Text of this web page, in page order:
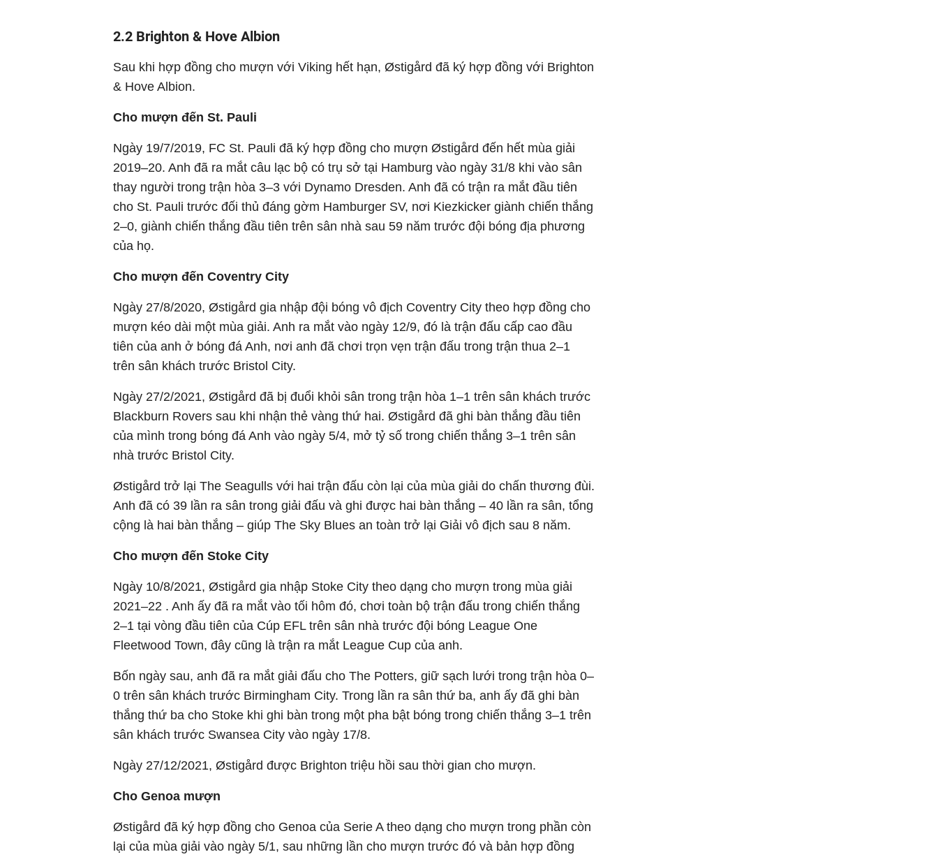
2.2 Brighton & Hove Albion
Sau khi hợp đồng cho mượn với Viking hết hạn, Østigård đã ký hợp đồng với Brighton
& Hove Albion.
Cho mượn đến St. Pauli
Ngày 19/7/2019, FC St. Pauli đã ký hợp đồng cho mượn Østigård đến hết mùa giải
2019–20. Anh đã ra mắt câu lạc bộ có trụ sở tại Hamburg vào ngày 31/8 khi vào sân
thay người trong trận hòa 3–3 với Dynamo Dresden. Anh đã có trận ra mắt đầu tiên
cho St. Pauli trước đối thủ đáng gờm Hamburger SV, nơi Kiezkicker giành chiến thắng
2–0, giành chiến thắng đầu tiên trên sân nhà sau 59 năm trước đội bóng địa phương
của họ.
Cho mượn đến Coventry City
Ngày 27/8/2020, Østigård gia nhập đội bóng vô địch Coventry City theo hợp đồng cho
mượn kéo dài một mùa giải. Anh ra mắt vào ngày 12/9, đó là trận đấu cấp cao đầu
tiên của anh ở bóng đá Anh, nơi anh đã chơi trọn vẹn trận đấu trong trận thua 2–1
trên sân khách trước Bristol City.
Ngày 27/2/2021, Østigård đã bị đuổi khỏi sân trong trận hòa 1–1 trên sân khách trước
Blackburn Rovers sau khi nhận thẻ vàng thứ hai. Østigård đã ghi bàn thắng đầu tiên
của mình trong bóng đá Anh vào ngày 5/4, mở tỷ số trong chiến thắng 3–1 trên sân
nhà trước Bristol City.
Østigård trở lại The Seagulls với hai trận đấu còn lại của mùa giải do chấn thương đùi.
Anh đã có 39 lần ra sân trong giải đấu và ghi được hai bàn thắng – 40 lần ra sân, tổng
cộng là hai bàn thắng – giúp The Sky Blues an toàn trở lại Giải vô địch sau 8 năm.
Cho mượn đến Stoke City
Ngày 10/8/2021, Østigård gia nhập Stoke City theo dạng cho mượn trong mùa giải
2021–22 . Anh ấy đã ra mắt vào tối hôm đó, chơi toàn bộ trận đấu trong chiến thắng
2–1 tại vòng đầu tiên của Cúp EFL trên sân nhà trước đội bóng League One
Fleetwood Town, đây cũng là trận ra mắt League Cup của anh.
Bốn ngày sau, anh đã ra mắt giải đấu cho The Potters, giữ sạch lưới trong trận hòa 0–
0 trên sân khách trước Birmingham City. Trong lần ra sân thứ ba, anh ấy đã ghi bàn
thắng thứ ba cho Stoke khi ghi bàn trong một pha bật bóng trong chiến thắng 3–1 trên
sân khách trước Swansea City vào ngày 17/8.
Ngày 27/12/2021, Østigård được Brighton triệu hồi sau thời gian cho mượn.
Cho Genoa mượn
Østigård đã ký hợp đồng cho Genoa của Serie A theo dạng cho mượn trong phần còn
lại của mùa giải vào ngày 5/1, sau những lần cho mượn trước đó và bản hợp đồng